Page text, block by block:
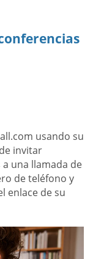
usando su
invitar
una llamada de
de teléfono y
enlace de su